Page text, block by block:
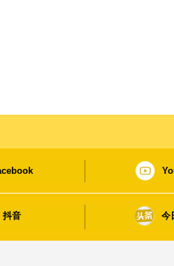
抖音 今